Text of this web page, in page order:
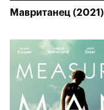
Мавританец (2021)